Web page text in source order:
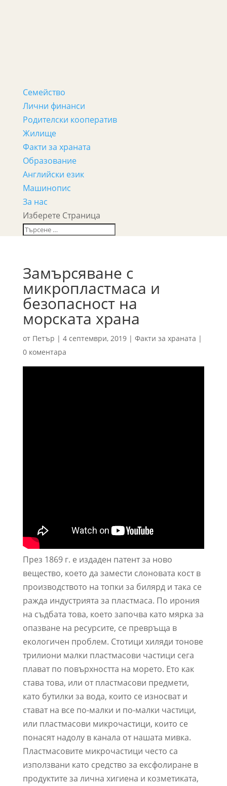
Семейство
Лични финанси
Родителски кооператив
Жилище
Факти за храната
Образование
Английски език
Машинопис
За нас
Изберете Страница
Замърсяване с
микропластмаса и
безопасност на
морската храна
от Петър | 4 септември, 2019| Факти за храната |
0 коментара
През 1869 г. е издаден патент за ново
вещество, което да замести слоновата кост в
производството на топки за билярд и така се
ражда индустрията за пластмаса. По ирония
на съдбата това, което започва като мярка за
опазване на ресурсите, се превръща в
екологичен проблем. Стотици хиляди тонове
трилиони малки пластмасови частици сега
плават по повърхността на морето. Ето как
става това, или от пластмасови предмети,
като бутилки за вода, които се износват и
стават на все по-малки и по-малки частици,
или пластмасови микрочастици, които се
понасят надолу в канала от нашата мивка.
Пластмасовите микрочастици често са
използвани като средство за ексфолиране в
продуктите за лична хигиена и козметиката,